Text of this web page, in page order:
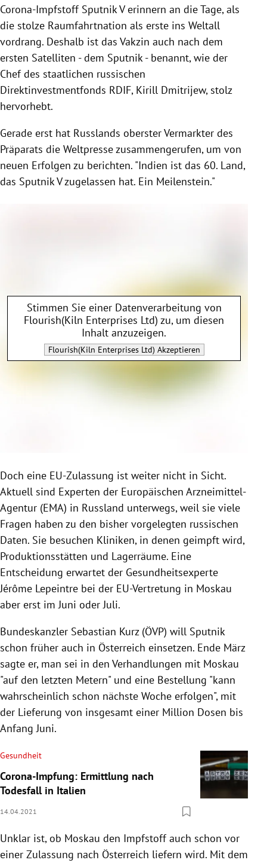
Corona-Impfstoff Sputnik V erinnern an die Tage, als
die stolze Raumfahrtnation als erste ins Weltall
vordrang. Deshalb ist das Vakzin auch nach dem
ersten Satelliten - dem Sputnik - benannt, wie der
Chef des staatlichen russischen
Direktinvestmentfonds RDIF, Kirill Dmitrijew, stolz
hervorhebt.
Gerade erst hat Russlands oberster Vermarkter des
Präparats die Weltpresse zusammengerufen, um von
neuen Erfolgen zu berichten. "Indien ist das 60. Land,
das Sputnik V zugelassen hat. Ein Meilenstein."
Stimmen Sie einer Datenverarbeitung von
Flourish(Kiln Enterprises Ltd) zu, um diesen
Inhalt anzuzeigen.
Flourish(Kiln Enterprises Ltd) Akzeptieren
Doch eine EU-Zulassung ist weiter nicht in Sicht.
Aktuell sind Experten der Europäischen Arzneimittel-
Agentur (EMA) in Russland unterwegs, weil sie viele
Fragen haben zu den bisher vorgelegten russischen
Daten. Sie besuchen Kliniken, in denen geimpft wird,
Produktionsstätten und Lagerräume. Eine
Entscheidung erwartet der Gesundheitsexperte
Jérôme Lepeintre bei der EU-Vertretung in Moskau
aber erst im Juni oder Juli.
Bundeskanzler Sebastian Kurz (ÖVP) will Sputnik
schon früher auch in Österreich einsetzen. Ende März
sagte er, man sei in den Verhandlungen mit Moskau
"auf den letzten Metern" und eine Bestellung "kann
wahrscheinlich schon nächste Woche erfolgen", mit
der Lieferung von insgesamt einer Million Dosen bis
Anfang Juni.
Gesundheit
Corona-Impfung: Ermittlung nach
Todesfall in Italien
14.04.2021
Unklar ist, ob Moskau den Impfstoff auch schon vor
einer Zulassung nach Österreich liefern wird. Mit dem